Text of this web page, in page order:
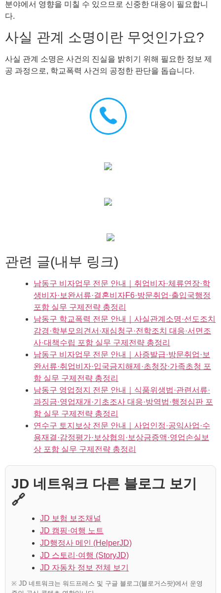
분야에서 영향을 미칠 수 있으므로 신중한 대응이 필요합니
다.
사실 관계 소명이란 무엇인가요?
사실 관계 소명은 사건의 진실을 밝히기 위해 필요한 정보 제
공 과정으로, 학교폭력 사건의 공정한 판단을 돕습니다.
관련 글(내부 링크)
남동구 비자업무 전문 안내｜취업비자·체류연장·학
생비자·보완서류·결혼비자F6·방문취업·출입국행정
포함 실무 구제전략 총정리
남동구 학교폭력 전문 안내｜사실관계소명·선도조치
감경·학부모의견서·재심청구·전학조치 대응·서면조
사·대책수립 포함 실무 구제전략 총정리
남동구 비자업무 전문 안내｜사증발급·방문취업·보
완서류·취업비자·입국금지해제·초청장·가족초청 포
함 실무 구제전략 총정리
남동구 영업정지 전문 안내｜식품위생법·관련서류·
과징금·영업재개·기초조사 대응·방역법·행정심판 포
함 실무 구제전략 총정리
연수구 토지보상 전문 안내｜사업인정·공익사업·수
용재결·감정평가·보상협의·보상금증액·영업손실보
상 포함 실무 구제전략 총정리
JD 네트워크 다른 블로그 보기
🔗
JD 보험 보조채널
JD 캠핑·여행 노트
JD행정사 메인 (HelperJD)
JD 스토리·여행 (StoryJD)
JD 자동차 정보 전체 보기
※ JD 네트워크는 워드프레스 및 구글 블로그(블로거스팟)에서 운영